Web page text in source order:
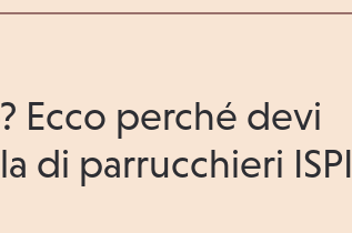
Ecco perché devi
di parrucchieri ISPI